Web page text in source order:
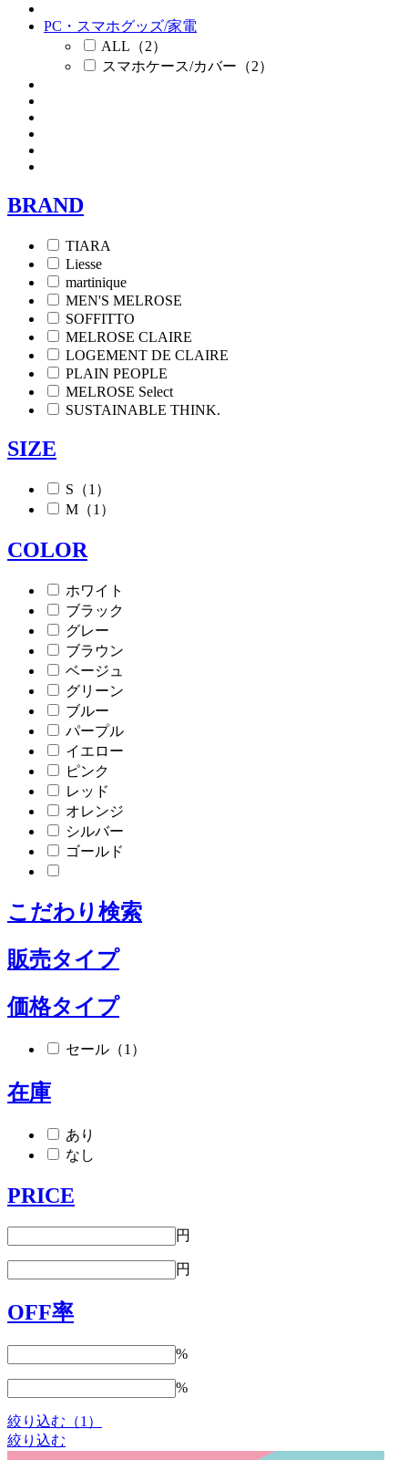
PC・スマホグッズ/家電
ALL（2）
スマホケース/カバー（2）
BRAND
TIARA
Liesse
martinique
MEN'S MELROSE
SOFFITTO
MELROSE CLAIRE
LOGEMENT DE CLAIRE
PLAIN PEOPLE
MELROSE Select
SUSTAINABLE THINK.
SIZE
S（1）
M（1）
COLOR
ホワイト
ブラック
グレー
ブラウン
ベージュ
グリーン
ブルー
パープル
イエロー
ピンク
レッド
オレンジ
シルバー
ゴールド
こだわり検索
販売タイプ
価格タイプ
セール（1）
在庫
あり
なし
PRICE
円
円
OFF率
%
%
絞り込む（1）
絞り込む